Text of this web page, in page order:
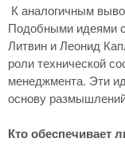
К аналогичным
Подобными идеями
Литвин и Леонид
роли технической
менеджмента. Эти
основу
Кто обеспечивает